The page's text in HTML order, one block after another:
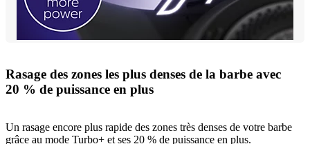
Rasage des zones les plus denses de la barbe avec
20 % de puissance en plus
Un rasage encore plus rapide des zones très denses de votre barbe
grâce au mode Turbo+ et ses 20 % de puissance en plus.